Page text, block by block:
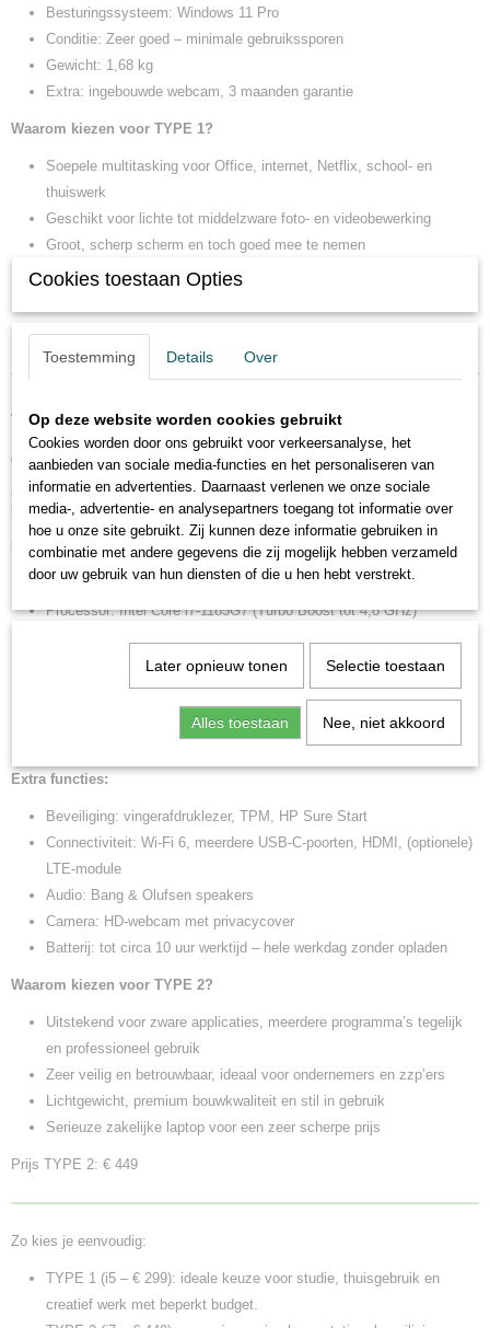
Besturingssysteem: Windows 11 Pro
Conditie: Zeer goed – minimale gebruikssporen
Gewicht: 1,68 kg
Extra: ingebouwde webcam, 3 maanden garantie
Waarom kiezen voor TYPE 1?
Soepele multitasking voor Office, internet, Netflix, school- en
thuiswerk
Geschikt voor lichte tot middelzware foto- en videobewerking
Groot, scherp scherm en toch goed mee te nemen
Ideaal voor studenten en gezinnen die veel waar voor hun geld
Prijs TYPE 1: € 299
TYPE 2 – HP EliteBook 850 G8 met Intel Core i7 –
€ 449
Zakelijke topklasse laptop voor wie kracht, veiligheid en mobiliteit
belangrijk vindt.
Belangrijkste specificaties:
Model: HP EliteBook 850 G8
Processor: Intel Core i7-1185G7 (Turbo Boost tot 4,8 GHz)
Opslag: 512GB SSD – veel opslag en extreem snel
Scherm: 15,6" Full HD (1920x1080)
Besturingssysteem: Windows 11 Pro
Gewicht: 1,37 kg – bijzonder licht en zakelijk slank design
Extra functies:
Beveiliging: vingerafdruklezer, TPM, HP Sure Start
Connectiviteit: Wi‑Fi 6, meerdere USB‑C-poorten, HDMI, (optionele)
LTE-module
Audio: Bang & Olufsen speakers
Camera: HD‑webcam met privacycover
Batterij: tot circa 10 uur werktijd – hele werkdag zonder opladen
Waarom kiezen voor TYPE 2?
Uitstekend voor zware applicaties, meerdere programma’s tegelijk
en professioneel gebruik
Zeer veilig en betrouwbaar, ideaal voor ondernemers en zzp’ers
Lichtgewicht, premium bouwkwaliteit en stil in gebruik
Serieuze zakelijke laptop voor een zeer scherpe prijs
Prijs TYPE 2: € 449
Zo kies je eenvoudig:
TYPE 1 (i5 – € 299): ideale keuze voor studie, thuisgebruik en
creatief werk met beperkt budget.
Cookies toestaan Opties
Toestemming Details Over
Op deze website worden cookies gebruikt
Cookies worden door ons gebruikt voor verkeersanalyse, het
aanbieden van sociale media-functies en het personaliseren van
informatie en advertenties. Daarnaast verlenen we onze sociale
media-, advertentie- en analysepartners toegang tot informatie over
hoe u onze site gebruikt. Zij kunnen deze informatie gebruiken in
combinatie met andere gegevens die zij mogelijk hebben verzameld
door uw gebruik van hun diensten of die u hen hebt verstrekt.
Later opnieuw tonen Selectie toestaan
Alles toestaan Nee, niet akkoord